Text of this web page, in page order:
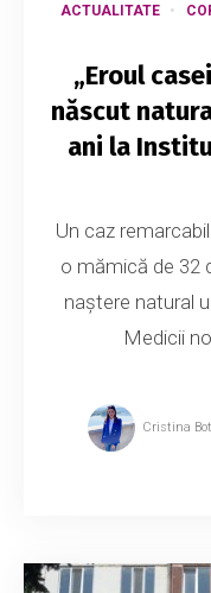
ACTUALITATE
„Eroul
născut
ani la
Un caz
o mămică de 32
naștere natural
Medicii
Cristina